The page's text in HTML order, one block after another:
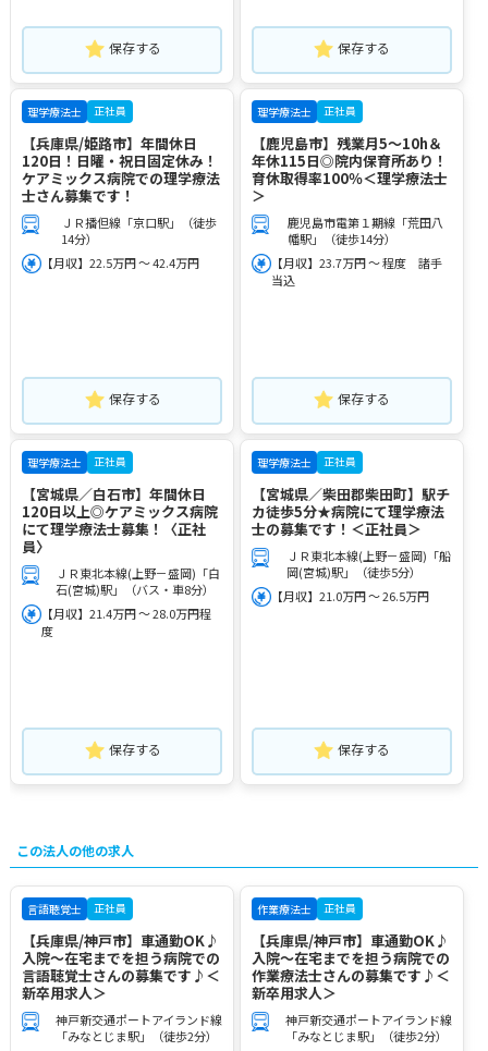
保存する 保存する
理学療法士 正社員
【兵庫県/姫路市】年間休日
120日！日曜・祝日固定休み！
ケアミックス病院での理学療法
士さん募集です！
ＪＲ播但線「京口駅」（徒歩
14分）
【月収】22.5万円 ～ 42.4万円
保存する
理学療法士 正社員
【鹿児島市】残業月5～10h＆
年休115日◎院内保育所あり！
育休取得率100％＜理学療法士
＞
鹿児島市電第１期線「荒田八
幡駅」（徒歩14分）
【月収】23.7万円 ～ 程度 諸手
当込
保存する
理学療法士 正社員
【宮城県／白石市】年間休日
120日以上◎ケアミックス病院
にて理学療法士募集！〈正社
員〉
ＪＲ東北本線(上野－盛岡)「白
石(宮城)駅」（バス・車8分）
【月収】21.4万円 ～ 28.0万円程
度
保存する
理学療法士 正社員
【宮城県／柴田郡柴田町】駅チ
カ徒歩5分★病院にて理学療法
士の募集です！＜正社員＞
ＪＲ東北本線(上野－盛岡)「船
岡(宮城)駅」（徒歩5分）
【月収】21.0万円 ～ 26.5万円
保存する
この法人の他の求人
言語聴覚士 正社員
【兵庫県/神戸市】車通勤OK♪
入院～在宅までを担う病院での
言語聴覚士さんの募集です♪＜
新卒用求人＞
神戸新交通ポートアイランド線
「みなとじま駅」（徒歩2分）
作業療法士 正社員
【兵庫県/神戸市】車通勤OK♪
入院～在宅までを担う病院での
作業療法士さんの募集です♪＜
新卒用求人＞
神戸新交通ポートアイランド線
「みなとじま駅」（徒歩2分）